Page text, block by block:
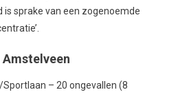
is sprake van een zogenoemde
Amstelveen
– 20 ongevallen (8